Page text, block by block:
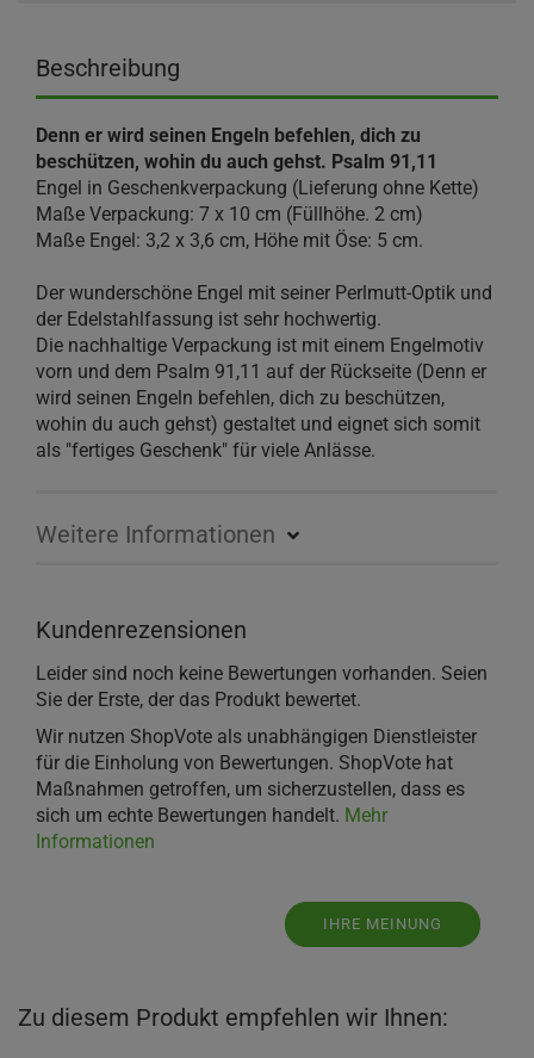
Beschreibung
Denn er wird seinen Engeln befehlen, dich zu
beschützen, wohin du auch gehst. Psalm 91,11
Engel in Geschenkverpackung (Lieferung ohne Kette)
Maße Verpackung: 7 x 10 cm (Füllhöhe. 2 cm)
Maße Engel: 3,2 x 3,6 cm, Höhe mit Öse: 5 cm.
Der wunderschöne Engel mit seiner Perlmutt-Optik und
der Edelstahlfassung ist sehr hochwertig.
Die nachhaltige Verpackung ist mit einem Engelmotiv
vorn und dem Psalm 91,11 auf der Rückseite (Denn er
wird seinen Engeln befehlen, dich zu beschützen,
wohin du auch gehst) gestaltet und eignet sich somit
als "fertiges Geschenk" für viele Anlässe.
Weitere Informationen
Kundenrezensionen
Leider sind noch keine Bewertungen vorhanden. Seien
Sie der Erste, der das Produkt bewertet.
Wir nutzen ShopVote als unabhängigen Dienstleister
für die Einholung von Bewertungen. ShopVote hat
Maßnahmen getroffen, um sicherzustellen, dass es
sich um echte Bewertungen handelt. Mehr
Informationen
IHRE MEINUNG
Zu diesem Produkt empfehlen wir Ihnen: